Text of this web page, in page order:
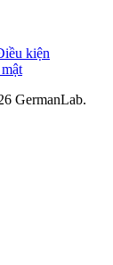
kiện
GermanLab.